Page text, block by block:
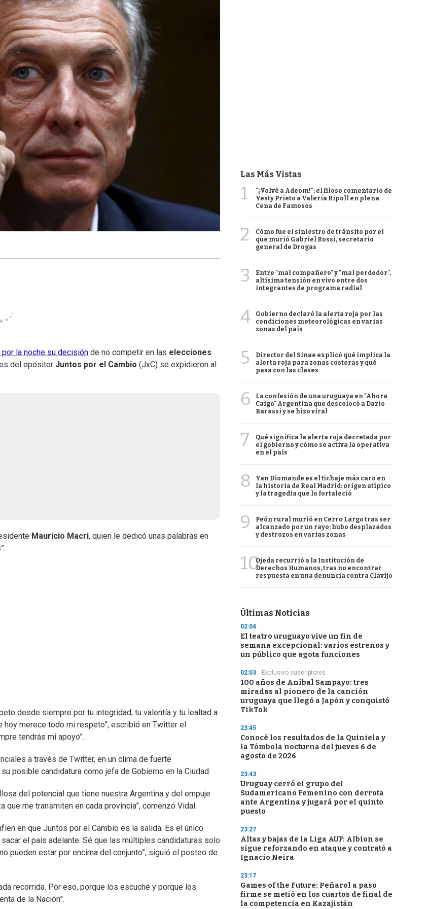
la noche su decisión de no competir en las elecciones
del opositor Juntos por el Cambio (JxC) se expidieron al
Mauricio Macri, quien le dedicó unas palabras en
desde siempre por tu integridad, tu valentía y tu lealtad a
merece todo mi respeto”, escribió en Twitter el
tendrás mi apoyo”.
a través de Twitter, en un clima de fuerte
posible candidatura como jefa de Gobierno en la Ciudad.
del potencial que tiene nuestra Argentina y del empuje
me transmiten en cada provincia”, comenzó Vidal.
en que Juntos por el Cambio es la salida. Es el único
el país adelante. Sé que las múltiples candidaturas solo
pueden estar por encima del conjunto”, siguió el posteo de
recorrida. Por eso, porque los escuché y porque los
de la Nación”.
Las Más Vistas
1
"¡Volvé a Adeom!": el filoso comentario de
Yesty Prieto a Valeria Ripoll en plena
Cena de Famosos
2
Cómo fue el siniestro de tránsito por el
que murió Gabriel Rossi, secretario
general de Drogas
3
Entre "mal compañero" y "mal perdedor",
altísima tensión en vivo entre dos
integrantes de programa radial
4
Gobierno declaró la alerta roja por las
condiciones meteorológicas en varias
zonas del país
5
Director del Sinae explicó qué implica la
alerta roja para zonas costeras y qué
pasa con las clases
6
La confesión de una uruguaya en "Ahora
Caigo" Argentina que descolocó a Darío
Barassi y se hizo viral
7
Qué significa la alerta roja decretada por
el gobierno y cómo se activa la operativa
en el país
8
Yan Diomande es el fichaje más caro en
la historia de Real Madrid: origen atípico
y la tragedia que lo fortaleció
9
Peón rural murió en Cerro Largo tras ser
alcanzado por un rayo; hubo desplazados
y destrozos en varias zonas
10Ojeda recurrió a la Institución de
Derechos Humanos, tras no encontrar
respuesta en una denuncia contra Clavijo
Últimas Noticias
02:04
El teatro uruguayo vive un fin de
semana excepcional: varios estrenos y
un público que agota funciones
02:03 Exclusivo suscriptores
100 años de Aníbal Sampayo: tres
miradas al pionero de la canción
uruguaya que llegó a Japón y conquistó
TikTok
23:45
Conocé los resultados de la Quiniela y
la Tómbola nocturna del jueves 6 de
agosto de 2026
23:43
Uruguay cerró el grupo del
Sudamericano Femenino con derrota
ante Argentina y jugará por el quinto
puesto
23:27
Altas y bajas de la Liga AUF: Albion se
sigue reforzando en ataque y contrató a
Ignacio Neira
23:17
Games of the Future: Peñarol a paso
firme se metió en los cuartos de final de
la competencia en Kazajistán